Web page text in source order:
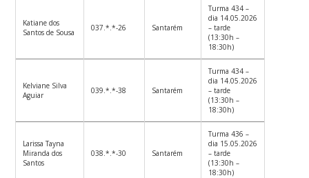
Katiane dos
Santos de Sousa
037.*.*-26 Santarém
Turma 434 –
dia 14.05.2026
– tarde
(13:30h –
18:30h)
Kelviane Silva
Aguiar
039.*.*-38 Santarém
Turma 434 –
dia 14.05.2026
– tarde
(13:30h –
18:30h)
Larissa Tayna
Miranda dos
Santos
038.*.*-30 Santarém
Turma 436 –
dia 15.05.2026
– tarde
(13:30h –
18:30h)